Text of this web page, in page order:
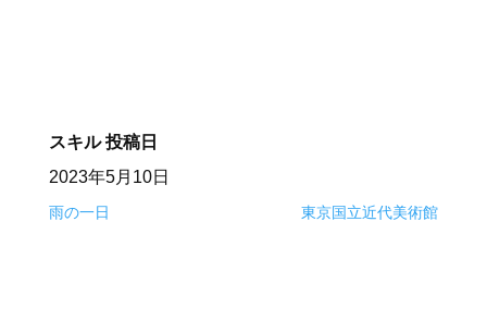
スキル 投稿日
2023年5月10日
雨の一日 東京国立近代美術館